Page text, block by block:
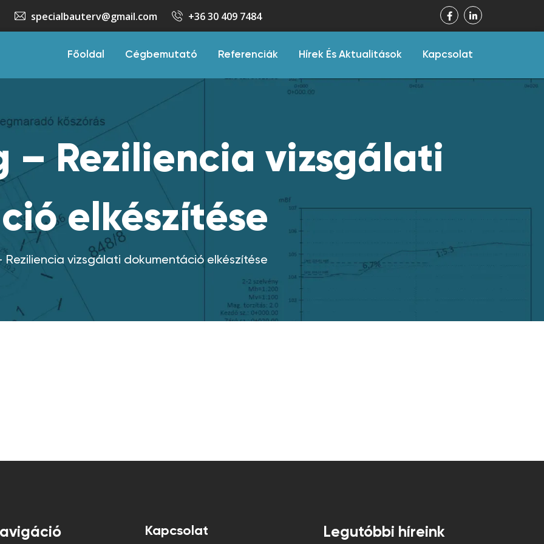
specialbauterv@gmail.com +36 30 409 7484
Főoldal Cégbemutató Referenciák Hírek És Aktualitások Kapcsolat
– Reziliencia vizsgálati
elkészítése
Reziliencia vizsgálati dokumentáció elkészítése
Kapcsolat Legutóbbi híreink